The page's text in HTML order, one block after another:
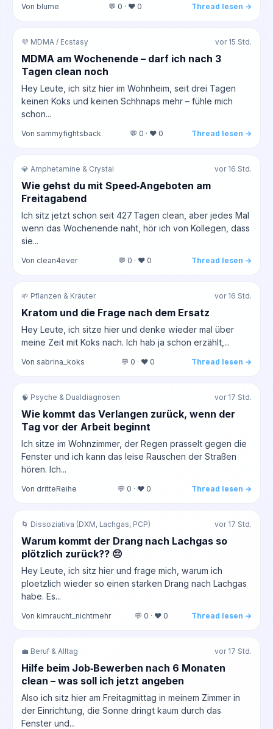
Von blume 💬 0 · ❤️ 0 Thread lesen →
💜 MDMA / Ecstasy vor 15 Std.
MDMA am Wochenende – darf ich nach 3
Tagen clean noch
Hey Leute, ich sitz hier im Wohnheim, seit drei Tagen
keinen Koks und keinen Schhnaps mehr – fühle mich
schon...
Von sammyfightsback 💬 0 · ❤️ 0 Thread lesen →
💎 Amphetamine & Crystal vor 16 Std.
Wie gehst du mit Speed‑Angeboten am
Freitagabend
Ich sitz jetzt schon seit 427 Tagen clean, aber jedes Mal
wenn das Wochenende naht, hör ich von Kollegen, dass
sie...
Von clean4ever 💬 0 · ❤️ 0 Thread lesen →
🌱 Pflanzen & Kräuter vor 16 Std.
Kratom und die Frage nach dem Ersatz
Hey Leute, ich sitze hier und denke wieder mal über
meine Zeit mit Koks nach. Ich hab ja schon erzählt,...
Von sabrina_koks 💬 0 · ❤️ 0 Thread lesen →
🧠 Psyche & Dualdiagnosen vor 17 Std.
Wie kommt das Verlangen zurück, wenn der
Tag vor der Arbeit beginnt
Ich sitze im Wohnzimmer, der Regen prasselt gegen die
Fenster und ich kann das leise Rauschen der Straßen
hören. Ich...
Von dritteReihe 💬 0 · ❤️ 0 Thread lesen →
🌀 Dissoziativa (DXM, Lachgas, PCP) vor 17 Std.
Warum kommt der Drang nach Lachgas so
plötzlich zurück?? 😔
Hey Leute, ich sitz hier und frage mich, warum ich
ploetzlich wieder so einen starken Drang nach Lachgas
habe. Es...
Von kimraucht_nichtmehr 💬 0 · ❤️ 0 Thread lesen →
💼 Beruf & Alltag vor 17 Std.
Hilfe beim Job‑Bewerben nach 6 Monaten
clean – was soll ich jetzt angeben
Also ich sitz hier am Freitagmittag in meinem Zimmer in
der Einrichtung, die Sonne dringt kaum durch das
Fenster und...